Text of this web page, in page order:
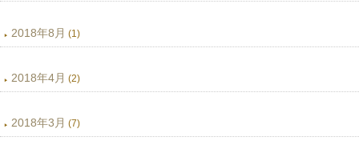
2018年8月 (1)
2018年4月 (2)
2018年3月 (7)